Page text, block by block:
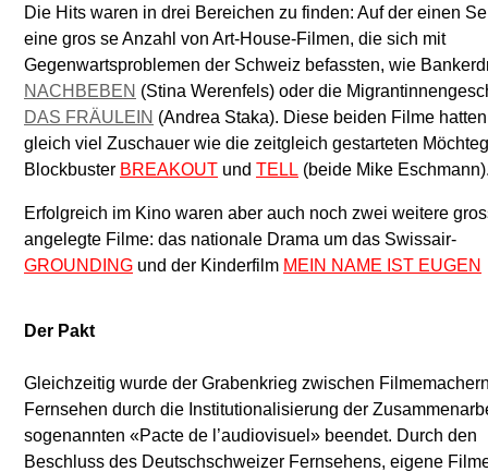
Die Hits waren in drei Bereichen zu finden: Auf der einen
eine gros se Anzahl von Art-House-Filmen, die sich mit
Gegenwartsproblemen der Schweiz befassten, wie
NACHBEBEN (Stina Werenfels) oder die
DAS FRÄULEIN (Andrea Staka). Diese beiden Filme
gleich viel Zuschauer wie die zeitgleich gestarteten
Blockbuster BREAKOUT und TELL (beide Mike
Erfolgreich im Kino waren aber auch noch zwei weitere
angelegte Filme: das nationale Drama um das Swissair-
GROUNDING und der Kinderfilm MEIN NAME IST EUGEN
Der Pakt
Gleichzeitig wurde der Grabenkrieg zwischen
Fernsehen durch die Institutionalisierung der
sogenannten «Pacte de l’audiovisuel» beendet. Durch den
Beschluss des Deutschschweizer Fernsehens, eigene
Mainstream-Filme zu unterstützen. Dazu wurde
Filmkommission beim Bundesamt für Kultur in
Fördergremien unterteilt: eines für den Nachwuchs (bis zum
zweiten Film) und eines für die arrivierten Filmemacher